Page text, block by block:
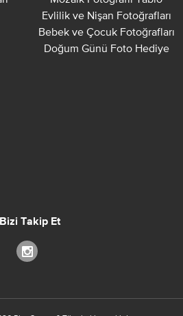
Evlilik ve Nişan Fotoğrafları
Bebek ve Çocuk Fotoğrafları
Doğum Günü Foto Hediye
Bizi Takip Et